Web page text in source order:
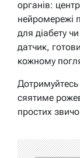
органів:
нейромережі
для діабету
датчик,
кожному
сяятиме
простих